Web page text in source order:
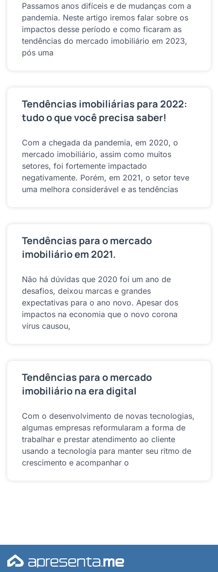
Passamos anos difíceis e de mudanças com a
pandemia. Neste artigo iremos falar sobre os
impactos desse período e como ficaram as
tendências do mercado imobiliário em 2023,
pós uma
Tendências imobiliárias para 2022:
tudo o que você precisa saber!
Com a chegada da pandemia, em 2020, o
mercado imobiliário, assim como muitos
setores, foi fortemente impactado
negativamente. Porém, em 2021, o setor teve
uma melhora considerável e as tendências
Tendências para o mercado
imobiliário em 2021.
Não há dúvidas que 2020 foi um ano de
desafios, deixou marcas e grandes
expectativas para o ano novo. Apesar dos
impactos na economia que o novo corona
vírus causou,
Tendências para o mercado
imobiliário na era digital
Com o desenvolvimento de novas tecnologias,
algumas empresas reformularam a forma de
trabalhar e prestar atendimento ao cliente
usando a tecnologia para manter seu ritmo de
crescimento e acompanhar o